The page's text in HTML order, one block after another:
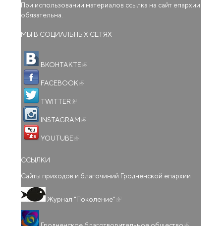
При использовании материалов ссылка на сайт епархии
обязательна.
МЫ В СОЦИАЛЬНЫХ СЕТЯХ
ВКОНТАКТЕ
FACEBOOK
TWITTER
INSTAGRAM
YOUTUBE
ССЫЛКИ
Сайты приходов и благочиний Гродненской епархии
Журнал "Поколение"